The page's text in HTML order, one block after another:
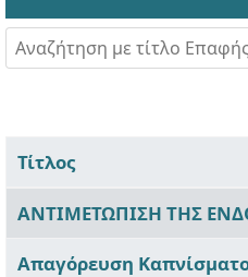
Αναζήτηση με τίτλο Επαφής
Τίτλος
ΑΝΤΙΜΕΤΩΠΙΣΗ ΤΗΣ
Απαγόρευση